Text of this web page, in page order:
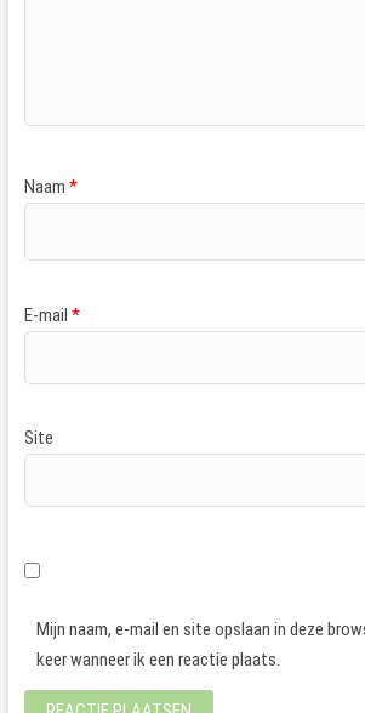
Naam *
E-mail *
Site
Mijn naam, e-mail en site opslaan in deze
keer wanneer ik een reactie plaats.